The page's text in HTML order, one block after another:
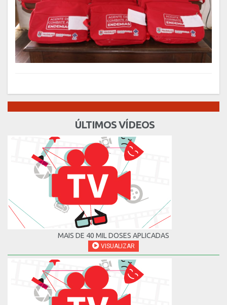
ÚLTIMOS VÍDEOS
MAIS DE 40 MIL DOSES APLICADAS
VISUALIZAR